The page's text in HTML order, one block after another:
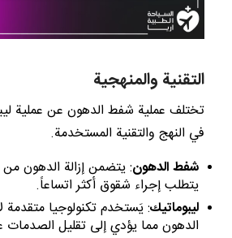
التقنية والمنهجية
تختلف عملية شفط الدهون عن عملية
في النهج والتقنية المستخدمة.
شفط الدهون: يتضمن إزالة الدهون
يتطلب إجراء شقوق أكثر اتساعاً.
ليبوماتيك: يَستخدم تكنولوجيا متقدمة
الدهون مما يؤدي إلى تقليل الصدمات